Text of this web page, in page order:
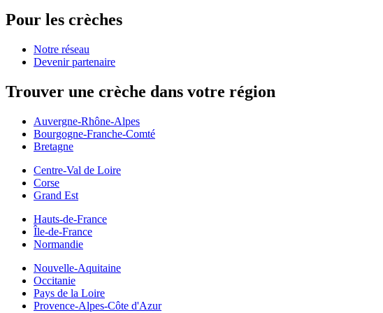
Pour les crèches
Notre réseau
Devenir partenaire
Trouver une crèche dans votre région
Auvergne-Rhône-Alpes
Bourgogne-Franche-Comté
Bretagne
Centre-Val de Loire
Corse
Grand Est
Hauts-de-France
Île-de-France
Normandie
Nouvelle-Aquitaine
Occitanie
Pays de la Loire
Provence-Alpes-Côte d'Azur